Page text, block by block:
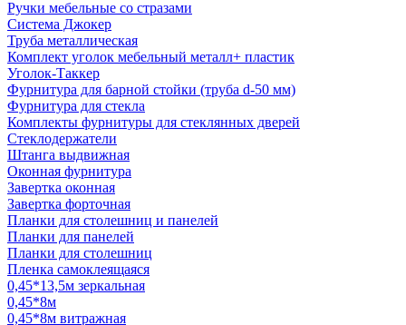
Ручки мебельные со стразами
Система Джокер
Труба металлическая
Комплект уголок мебельный металл+ пластик
Уголок-Таккер
Фурнитура для барной стойки (труба d-50 мм)
Фурнитура для стекла
Комплекты фурнитуры для стеклянных дверей
Стеклодержатели
Штанга выдвижная
Оконная фурнитура
Завертка оконная
Завертка форточная
Планки для столешниц и панелей
Планки для панелей
Планки для столешниц
Пленка самоклеящаяся
0,45*13,5м зеркальная
0,45*8м
0,45*8м витражная